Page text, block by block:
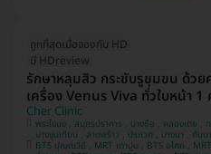
ถูกที่สุดเมื่อจองกับ HD
มี HDreview
รักษาหลุมสิว กระชับรูขุมขน ด้ว
เครื่อง Venus Viva ทั่วใบหน้า 1
Cher Clinic
พระโขนง , สมุทรปราการ , บางซื่อ , คลองเตย , ทวีวัฒนา , จตุจักร , ภาษีเจริญ ,
บางขุนเทียน , ลาดพร้าว , ประเวศ , บางนา , คันนายาว , ราชเทวี , ลาดกระบัง ,
ปทุมวัน , บางแค
BTS ปุณณวิถี , MRT เตาปูน , BTS อโศก , MRT สุขุมวิท , BTS รัชโยธิน , BTS